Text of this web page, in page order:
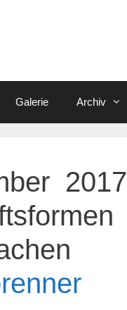
Galerie Archiv
2017